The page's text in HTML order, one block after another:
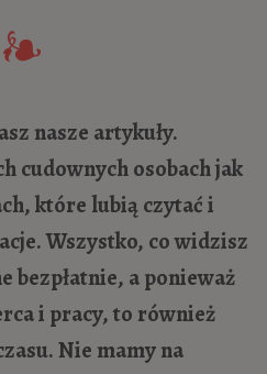
nasze artykuły.
cudownych osobach jak
które lubią czytać i
Wszystko, co widzisz
bezpłatnie, a ponieważ
i pracy, to również
Nie mamy na